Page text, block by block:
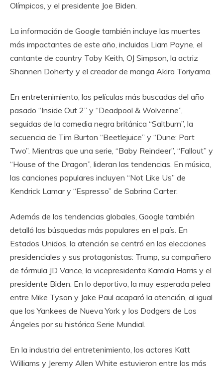
Olímpicos, y el presidente Joe Biden.
La información de Google también incluye las muertes
más impactantes de este año, incluidas Liam Payne, el
cantante de country Toby Keith, OJ Simpson, la actriz
Shannen Doherty y el creador de manga Akira Toriyama.
En entretenimiento, las películas más buscadas del año
pasado “Inside Out 2” y “Deadpool & Wolverine”,
seguidas de la comedia negra británica “Saltburn”, la
secuencia de Tim Burton “Beetlejuice” y “Dune: Part
Two”. Mientras que una serie, “Baby Reindeer”, “Fallout” y
“House of the Dragon”, lideran las tendencias. En música,
las canciones populares incluyen “Not Like Us” de
Kendrick Lamar y “Espresso” de Sabrina Carter.
Además de las tendencias globales, Google también
detalló las búsquedas más populares en el país. En
Estados Unidos, la atención se centró en las elecciones
presidenciales y sus protagonistas: Trump, su compañero
de fórmula JD Vance, la vicepresidenta Kamala Harris y el
presidente Biden. En lo deportivo, la muy esperada pelea
entre Mike Tyson y Jake Paul acaparó la atención, al igual
que los Yankees de Nueva York y los Dodgers de Los
Ángeles por su histórica Serie Mundial.
En la industria del entretenimiento, los actores Katt
Williams y Jeremy Allen White estuvieron entre los más